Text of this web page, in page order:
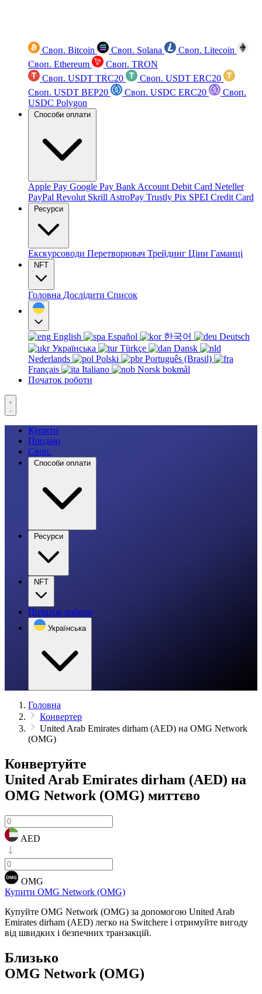
Своп. Bitcoin Своп. Solana
Своп. Litecoin
Своп. Ethereum
Своп. TRON
Своп. USDT TRC20
Своп. USDT ERC20
Своп. USDT BEP20
Своп. USDC ERC20
Своп.
USDC Polygon
Способи оплати
Apple Pay Google Pay Bank Account Debit Card Neteller
PayPal Revolut Skrill AstroPay Trustly Pix SPEI Credit Card
Ресурси
Екскурсоводи Перетворювач Трейдинг Ціни Гаманці
NFT
Головна Дослідити Список
English Español 한국어
Deutsch
Українська
Türkçe
Dansk
Nederlands
Polski
Português (Brasil)
Français
Italiano
Norsk bokmål
Початок роботи
Купити
Продаю
Своп.
Способи оплати
Ресурси
NFT
Початок роботи
Українська
Головна
Конвертер
United Arab Emirates dirham (AED) на OMG Network
(OMG)
Конвертуйте
United Arab Emirates dirham (AED) на
OMG Network (OMG) миттєво
AED
OMG
Купити OMG Network (OMG)
Купуйте OMG Network (OMG) за допомогою United Arab
Emirates dirham (AED) легко на Switchere і отримуйте вигоду
від швидких і безпечних транзакцій.
Близько
OMG Network (OMG)